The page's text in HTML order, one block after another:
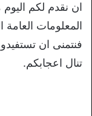
ان نقدم لكم
المعلومات
فنتمنى ان
تنال اعجابكم.